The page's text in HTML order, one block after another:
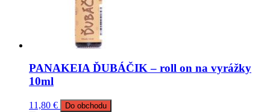
PANAKEIA ĎUBÁČIK – roll on na vyrážky
10ml
11,80 € Do obchodu